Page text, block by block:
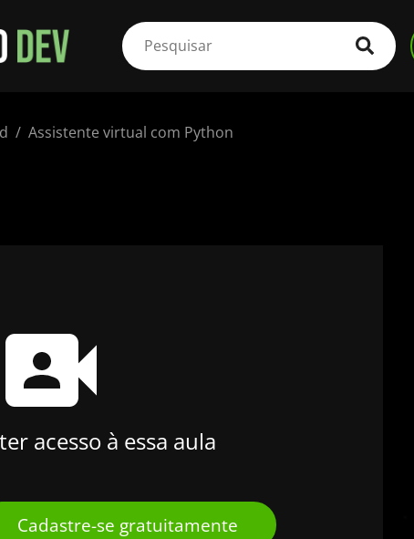
Assistente virtual com Python
acesso à essa aula
Cadastre-se gratuitamente